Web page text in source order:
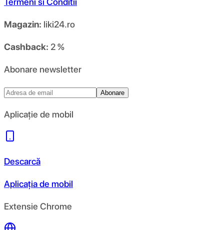
Magazin: liki24.ro
Cashback: 2 %
Abonare newsletter
Abonare
Aplicație de mobil
Descarcă
Aplicația de mobil
Extensie Chrome